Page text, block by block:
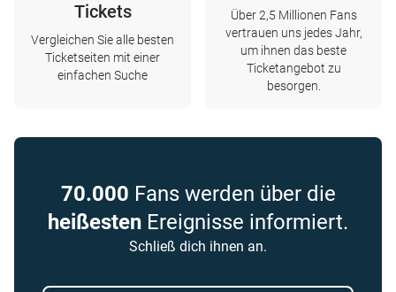
Tickets
Vergleichen Sie alle besten
Ticketseiten mit einer
einfachen Suche
Über 2,5 Millionen Fans
vertrauen uns jedes Jahr,
um ihnen das beste
Ticketangebot zu
besorgen.
70.000 Fans werden über die
heißesten Ereignisse informiert.
Schließ dich ihnen an.